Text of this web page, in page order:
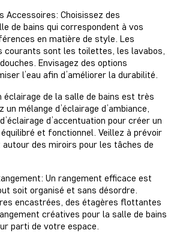
Accessoires: Choisissez des
de bains qui correspondent à vos
en matière de style. Les
courants sont les toilettes, les lavabos,
Envisagez des options
l’eau afin d’améliorer la durabilité.
éclairage de la salle de bains est très
mélange d’éclairage d’ambiance,
d’accentuation pour créer un
et fonctionnel. Veillez à prévoir
autour des miroirs pour les tâches de
Un rangement efficace est
soit organisé et sans désordre.
encastrées, des étagères flottantes
créatives pour la salle de bains
parti de votre espace.